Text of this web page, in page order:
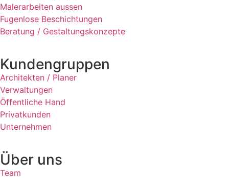
Malerarbeiten aussen
Fugenlose Beschichtungen
Beratung / Gestaltungskonzepte
Kundengruppen
Architekten / Planer
Verwaltungen
Öffentliche Hand
Privatkunden
Unternehmen
Über uns
Team